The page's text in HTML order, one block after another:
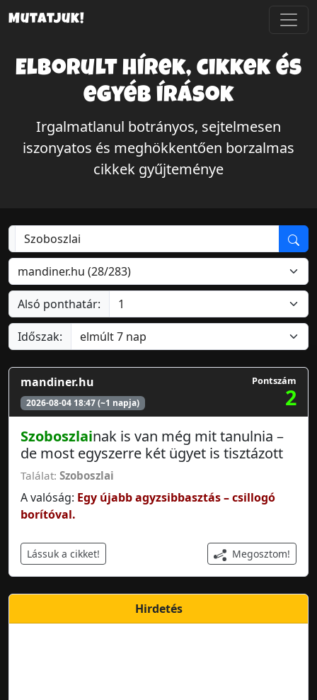
Mutatjuk!
Elborult hírek, cikkek és
egyéb írások
Irgalmatlanul botrányos, sejtelmesen
iszonyatos és meghökkentően borzalmas
cikkek gyűjteménye
Alsó ponthatár:
Időszak:
mandiner.hu
2026-08-04 18:47 (~1 napja)
Pontszám
2
Szoboszlainak is van még mit tanulnia –
de most egyszerre két ügyet is tisztázott
Találat: Szoboszlai
A valóság: Egy újabb agyzsibbasztás – csillogó
borítóval.
Lássuk a cikket! Megosztom!
Hirdetés